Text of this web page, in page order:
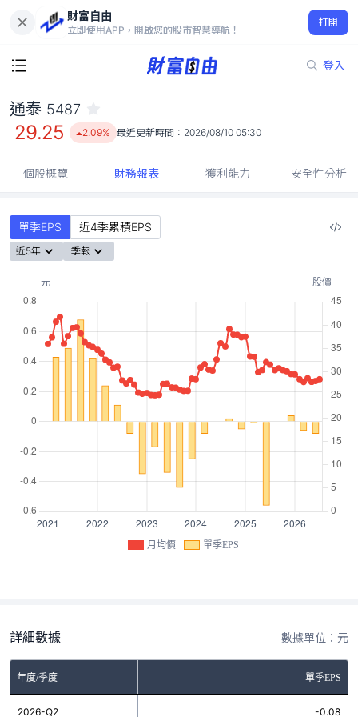
財富自由
立即使用APP，開啟您的股市智慧導航！
打開
登入
29.25
2.09%
通泰 5487
29.25 2.09% 最近更新時間： 2026/08/10 05:30
個股概覽 財務報表 獲利能力 安全性分析
單季EPS 近4季累積EPS
近5年 季報
月均價 單季EPS
詳細數據 數據單位：元
年度/季度 單季EPS
2026-Q2 -0.08